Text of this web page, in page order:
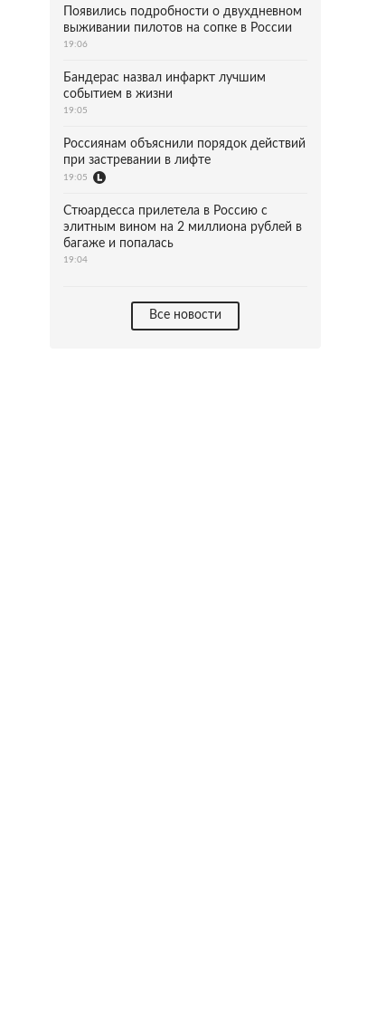
Появились подробности о двухдневном
выживании пилотов на сопке в России
19:06
Бандерас назвал инфаркт лучшим
событием в жизни
19:05
Россиянам объяснили порядок действий
при застревании в лифте
19:05
Стюардесса прилетела в Россию с
элитным вином на 2 миллиона рублей в
багаже и попалась
19:04
Все новости